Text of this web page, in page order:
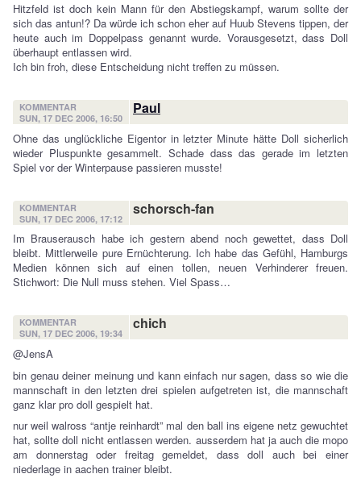
Hitzfeld ist doch kein Mann für den Abstiegskampf, warum sollte der
sich das antun!? Da würde ich schon eher auf Huub Stevens tippen, der
heute auch im Doppelpass genannt wurde. Vorausgesetzt, dass Doll
überhaupt entlassen wird.
Ich bin froh, diese Entscheidung nicht treffen zu müssen.
KOMMENTAR
SUN, 17 DEC 2006, 16:50
Paul
Ohne das unglückliche Eigentor in letzter Minute hätte Doll sicherlich
wieder Pluspunkte gesammelt. Schade dass das gerade im letzten
Spiel vor der Winterpause passieren musste!
KOMMENTAR
SUN, 17 DEC 2006, 17:12
schorsch-fan
Im Brauserausch habe ich gestern abend noch gewettet, dass Doll
bleibt. Mittlerweile pure Ernüchterung. Ich habe das Gefühl, Hamburgs
Medien können sich auf einen tollen, neuen Verhinderer freuen.
Stichwort: Die Null muss stehen. Viel Spass…
KOMMENTAR
SUN, 17 DEC 2006, 19:34
chich
@JensA
bin genau deiner meinung und kann einfach nur sagen, dass so wie die
mannschaft in den letzten drei spielen aufgetreten ist, die mannschaft
ganz klar pro doll gespielt hat.
nur weil walross “antje reinhardt” mal den ball ins eigene netz gewuchtet
hat, sollte doll nicht entlassen werden. ausserdem hat ja auch die mopo
am donnerstag oder freitag gemeldet, dass doll auch bei einer
niederlage in aachen trainer bleibt.